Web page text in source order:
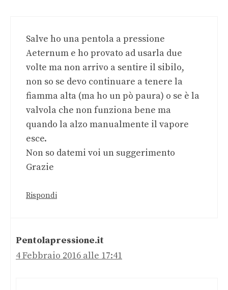
Salve ho una pentola a pressione
Aeternum e ho provato ad usarla due
volte ma non arrivo a sentire il sibilo,
non so se devo continuare a tenere la
fiamma alta (ma ho un pò paura) o se è la
valvola che non funziona bene ma
quando la alzo manualmente il vapore
esce.
Non so datemi voi un suggerimento
Grazie
Rispondi
Pentolapressione.it
4 Febbraio 2016 alle 17:41